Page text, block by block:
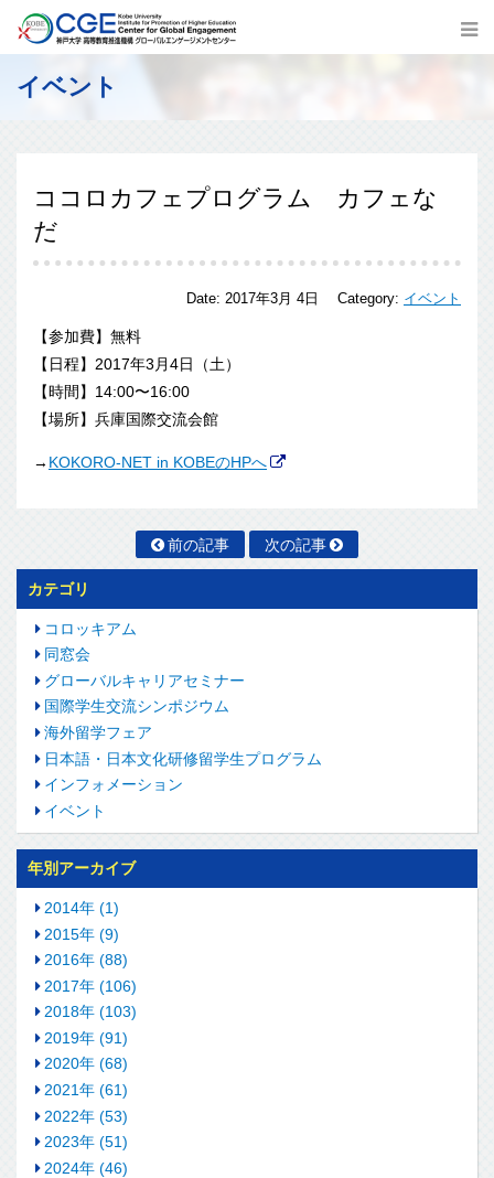
イベント
ココロカフェプログラム カフェな
だ
Date:2017年3月 4日 Category: イベント
【参加費】無料
【日程】2017年3月4日（土）
【時間】14:00〜16:00
【場所】兵庫国際交流会館
→ KOKORO-NET in KOBEのHPへ
前の記事 次の記事
カテゴリ
コロッキアム
同窓会
グローバルキャリアセミナー
国際学生交流シンポジウム
海外留学フェア
日本語・日本文化研修留学生プログラム
インフォメーション
イベント
年別アーカイブ
2014年 (1)
2015年 (9)
2016年 (88)
2017年 (106)
2018年 (103)
2019年 (91)
2020年 (68)
2021年 (61)
2022年 (53)
2023年 (51)
2024年 (46)